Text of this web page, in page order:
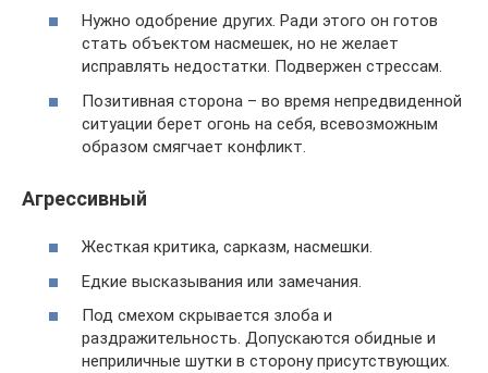
Нужно одобрение других. Ради этого он готов
стать объектом насмешек, но не желает
исправлять недостатки. Подвержен стрессам.
Позитивная сторона – во время непредвиденной
ситуации берет огонь на себя, всевозможным
образом смягчает конфликт.
Агрессивный
Жесткая критика, сарказм, насмешки.
Едкие высказывания или замечания.
Под смехом скрывается злоба и
раздражительность. Допускаются обидные и
неприличные шутки в сторону присутствующих.